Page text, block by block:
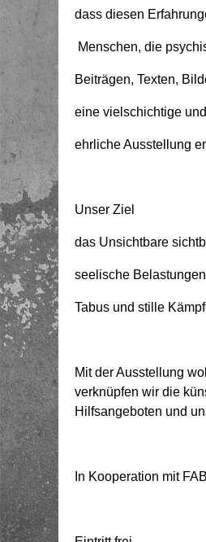
dass diesen
Menschen, die
Beiträgen, Texten,
eine vielschichtige und
ehrliche Ausstellung
Unser Ziel
das Unsichtbare
seelische
Tabus und stille
Mit der Ausstellung
verknüpfen wir die
Hilfsangeboten und
In Kooperation mit